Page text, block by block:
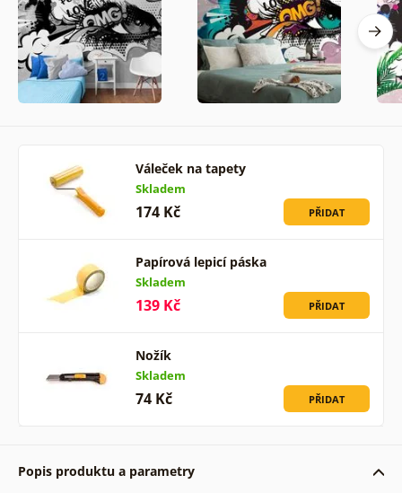
Váleček na tapety
Skladem
174 Kč PŘIDAT
Papírová lepicí páska
Skladem
139 Kč PŘIDAT
Nožík
Skladem
74 Kč PŘIDAT
Popis produktu a parametry